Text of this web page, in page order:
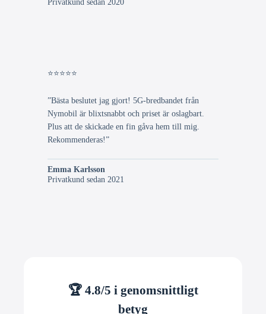
⭐⭐⭐⭐⭐
”Bästa beslutet jag gjort! 5G-bredbandet från
Nymobil är blixtsnabbt och priset är oslagbart.
Plus att de skickade en fin gåva hem till mig.
Rekommenderas!”
Emma Karlsson
Privatkund sedan 2021
🏆 4.8/5 i genomsnittligt
betyg